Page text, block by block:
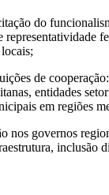
do
representatividade
de
entidades
em regiões
nos governos
inclusão